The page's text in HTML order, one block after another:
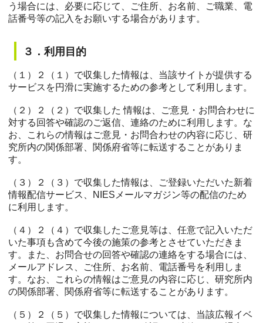
う場合には、必要に応じて、ご住所、お名前、ご職業、電
話番号等の記入をお願いする場合があります。
３．利用目的
（１）２（１）で収集した情報は、当該サイトが提供する
サービスを円滑に実施するための参考として利用します。
（２）２（２）で収集した 情報は、ご意見・お問合わせに
対する回答や確認のご返信、連絡のために利用します。な
お、これらの情報はご意見・お問合わせの内容に応じ、研
究所内の関係部署、関係府省等に転送することがありま
す。
（３）２（３）で収集した情報は、ご登録いただいた新着
情報配信サービス、NIESメールマガジン等の配信のため
に利用します。
（４）２（４）で収集したご意見等は、任意で記入いただ
いた事項も含めて今後の施策の参考とさせていただきま
す。また、お問合せの回答や確認の連絡をする場合には、
メールアドレス、ご住所、お名前、電話番号を利用しま
す。なお、これらの情報はご意見の内容に応じ、研究所内
の関係部署、関係府省等に転送することがあります。
（５）２（５）で収集した情報については、当該広報イベ